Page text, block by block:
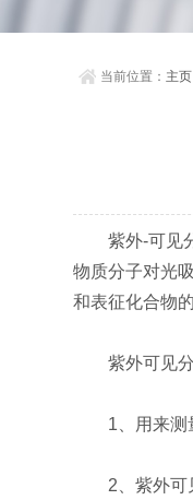
当前位置： 主页
紫外-可见分
物质分子对光
和表征化合物
紫外可见分
1、用来测量
2、紫外可见